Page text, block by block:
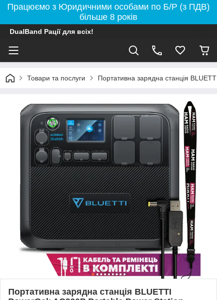
Працюємо з Юридичними особами по Б/Р (з ПДВ)
більше 8 років
DualBand Рації для всіх!
Товари та послуги Портативна зарядна станція
Портативна зарядна станція BLUETTI